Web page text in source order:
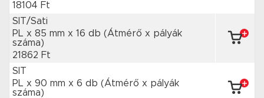
18104 Ft
SIT/Sati
PL x 85 mm x 16 db (Átmérő x pályák
száma)
21862 Ft
SIT
PL x 90 mm x 6 db (Átmérő x pályák
száma)